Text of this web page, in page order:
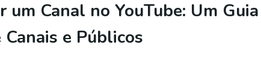
Canal no YouTube: Um Guia
e Públicos